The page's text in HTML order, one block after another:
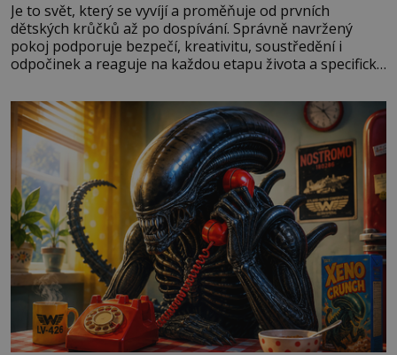
Je to svět, který se vyvíjí a proměňuje od prvních
dětských krůčků až po dospívání. Správně navržený
pokoj podporuje bezpečí, kreativitu, soustředění i
odpočinek a reaguje na každou etapu života a specifické
měkkost a bezpečí, proto by pokoj miminka měl působit
především klidně a útulně. Předškolní věk je